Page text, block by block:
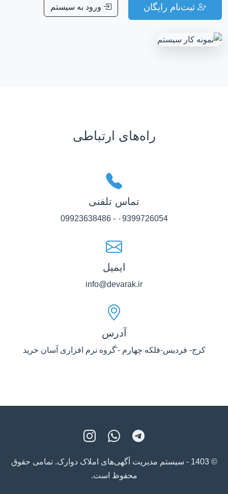
ثبت‌نام رایگان ورود به سیستم
راه‌های ارتباطی
تماس تلفنی
۰9399726054 - 09923638486
ایمیل
info@devarak.ir
آدرس
کرج- فردیس-فلکه چهارم -'گروه نرم افزاری آسان خرید
© 1403 - سیستم مدیریت آگهی‌های املاک دوارک. تمامی حقوق
محفوظ است.